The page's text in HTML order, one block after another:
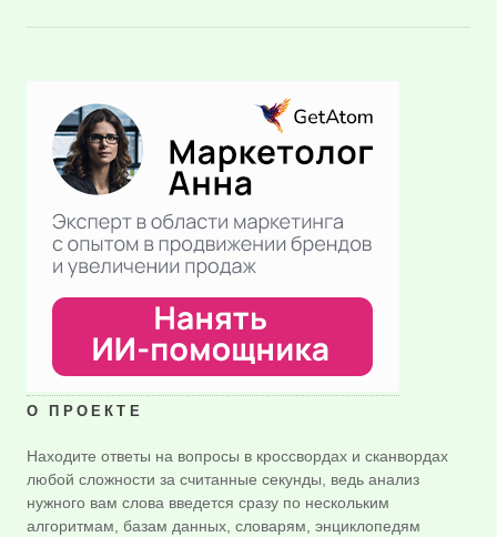
О ПРОЕКТЕ
Находите ответы на вопросы в кроссвордах и сканвордах
любой сложности за считанные секунды, ведь анализ
нужного вам слова введется сразу по нескольким
алгоритмам, базам данных, словарям, энциклопедям